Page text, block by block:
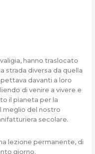
hanno traslocato
strada diversa da quella
davanti a loro
di venire a vivere e
il pianeta per la
meglio del nostro
secolare.
lezione permanente, di
giorno.